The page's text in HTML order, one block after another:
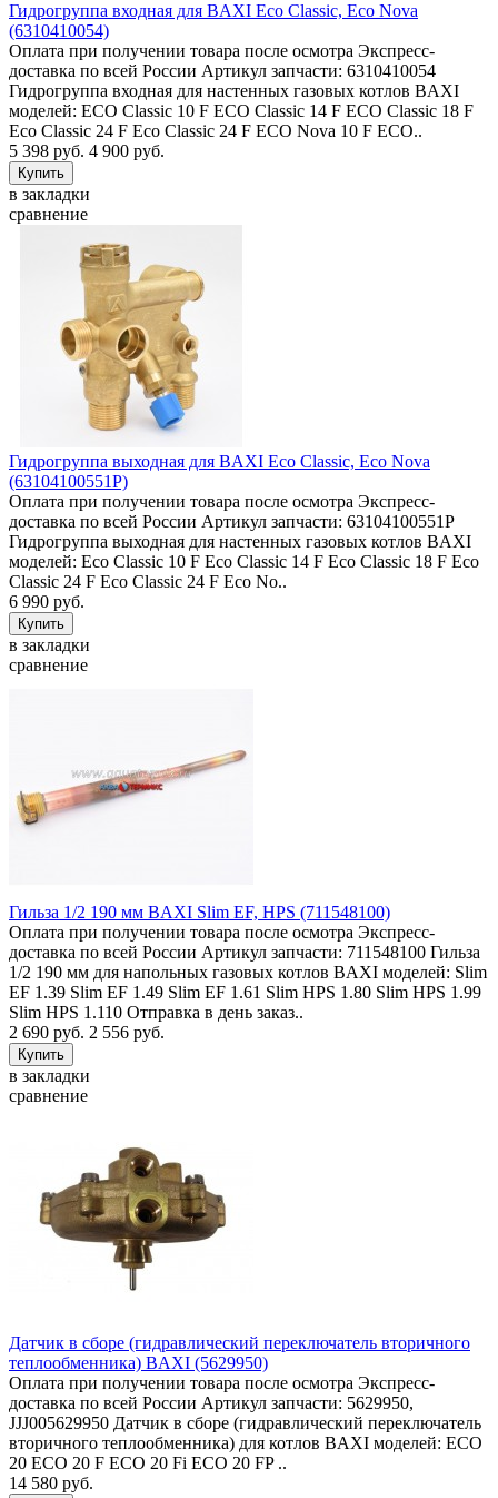
Гидрогруппа входная для BAXI Eco Classic, Eco Nova
(6310410054)
Оплата при получении товара после осмотра Экспресс-
доставка по всей России Артикул запчасти: 6310410054
Гидрогруппа входная для настенных газовых котлов BAXI
моделей: ECO Classic 10 F ECO Classic 14 F ECO Classic 18 F
Eco Classic 24 F Eco Classic 24 F ECO Nova 10 F ECO..
5 398 руб. 4 900 руб.
в закладки
сравнение
Гидрогруппа выходная для BAXI Eco Classic, Eco Nova
(63104100551P)
Оплата при получении товара после осмотра Экспресс-
доставка по всей России Артикул запчасти: 63104100551P
Гидрогруппа выходная для настенных газовых котлов BAXI
моделей: Eco Classic 10 F Eco Classic 14 F Eco Classic 18 F Eco
Classic 24 F Eco Classic 24 F Eco No..
6 990 руб.
в закладки
сравнение
Гильза 1/2 190 мм BAXI Slim EF, HPS (711548100)
Оплата при получении товара после осмотра Экспресс-
доставка по всей России Артикул запчасти: 711548100 Гильза
1/2 190 мм для напольных газовых котлов BAXI моделей: Slim
EF 1.39 Slim EF 1.49 Slim EF 1.61 Slim HPS 1.80 Slim HPS 1.99
Slim HPS 1.110 Отправка в день заказ..
2 690 руб. 2 556 руб.
в закладки
сравнение
Датчик в сборе (гидравлический переключатель вторичного
теплообменника) BAXI (5629950)
Оплата при получении товара после осмотра Экспресс-
доставка по всей России Артикул запчасти: 5629950,
JJJ005629950 Датчик в сборе (гидравлический переключатель
вторичного теплообменника) для котлов BAXI моделей: ECO
20 ECO 20 F ECO 20 Fi ECO 20 FP ..
14 580 руб.